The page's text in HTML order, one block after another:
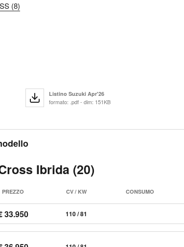
(8)
Listino Suzuki Apr'26
formato: .pdf - dim: 151KB
Ibrida (20)
PREZZO CV / KW CONSUMO
33.950 110 / 81